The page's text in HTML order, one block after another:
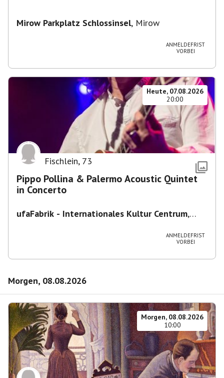
Mirow Parkplatz Schlossinsel, Mirow
ANMELDEFRIST
VORBEI
Heute, 07.08.2026
20:00
Fischlein, 73
Pippo Pollina & Palermo Acoustic Quintet
in Concerto
ufaFabrik - Internationales Kultur Centrum,
ANMELDEFRIST
VORBEI
Morgen, 08.08.2026
Morgen, 08.08.2026
10:00